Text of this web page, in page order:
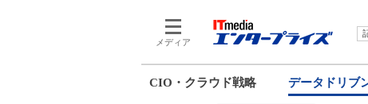
メディア
CIO・クラウド戦略 データドリブ